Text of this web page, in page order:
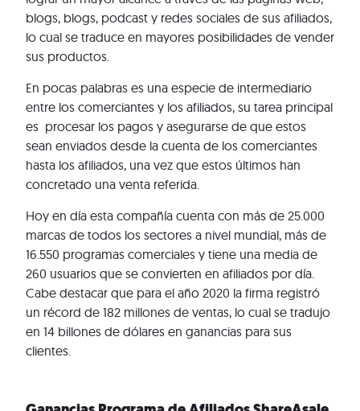
blogs, blogs, podcast y redes sociales de sus afiliados,
lo cual se traduce en mayores posibilidades de vender
sus productos.
En pocas palabras es una especie de intermediario
entre los comerciantes y los afiliados, su tarea principal
es procesar los pagos y asegurarse de que estos
sean enviados desde la cuenta de los comerciantes
hasta los afiliados, una vez que estos últimos han
concretado una venta referida.
Hoy en día esta compañía cuenta con más de 25.000
marcas de todos los sectores a nivel mundial, más de
16.550 programas comerciales y tiene una media de
260 usuarios que se convierten en afiliados por día.
Cabe destacar que para el año 2020 la firma registró
un récord de 182 millones de ventas, lo cual se tradujo
en 14 billones de dólares en ganancias para sus
clientes.